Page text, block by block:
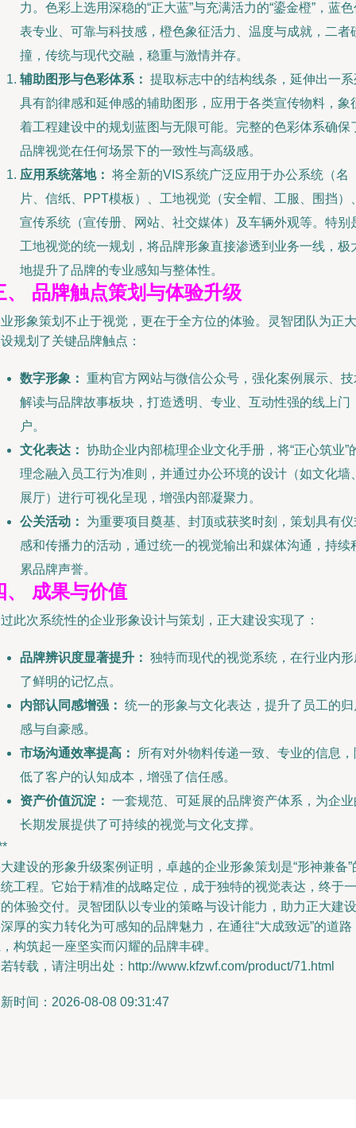
力。色彩上选用深稳的“正大蓝”与充满活力的“鎏金橙”，蓝
表专业、可靠与科技感，橙色象征活力、温度与成就，二者
撞，传统与现代交融，稳重与激情并存。
辅助图形与色彩体系： 提取标志中的结构线条，延伸出一系
具有韵律感和延伸感的辅助图形，应用于各类宣传物料，象
着工程建设中的规划蓝图与无限可能。完整的色彩体系确保
品牌视觉在任何场景下的一致性与高级感。
应用系统落地： 将全新的VIS系统广泛应用于办公系统（名
片、信纸、PPT模板）、工地视觉（安全帽、工服、围挡）
宣传系统（宣传册、网站、社交媒体）及车辆外观等。特别
工地视觉的统一规划，将品牌形象直接渗透到业务一线，极
地提升了品牌的专业感知与整体性。
、 品牌触点策划与体验升级
形象策划不止于视觉，更在于全方位的体验。灵智团队为正大
规划了关键品牌触点：
数字形象： 重构官方网站与微信公众号，强化案例展示、技
解读与品牌故事板块，打造透明、专业、互动性强的线上门
户。
文化表达： 协助企业内部梳理企业文化手册，将“正心筑业”
理念融入员工行为准则，并通过办公环境的设计（如文化墙
展厅）进行可视化呈现，增强内部凝聚力。
公关活动：
为重要项目奠基、封顶或获奖时刻，策划具有仪
感和传播力的活动，通过统一的视觉输出和媒体沟通，持续
累品牌声誉。
、 成果与价值
此次系统性的企业形象设计与策划，正大建设实现了：
品牌辨识度显著提升： 独特而现代的视觉系统，在行业内形
了鲜明的记忆点。
内部认同感增强： 统一的形象与文化表达，提升了员工的归
感与自豪感。
市场沟通效率提高：
所有对外物料传递一致、专业的信息，
低了客户的认知成本，增强了信任感。
资产价值沉淀： 一套规范、可延展的品牌资产体系，为企业
长期发展提供了可持续的视觉与文化支撑。
建设的形象升级案例证明，卓越的企业形象策划是“形神兼备”
工程。它始于精准的战略定位，成于独特的视觉表达，终于一
体验交付。灵智团队以专业的策略与设计能力，助力正大建设
厚的实力转化为可感知的品牌魅力，在通往“大成致远”的道路
构筑起一座坚实而闪耀的品牌丰碑。
转载，请注明出处：http://www.kfzwf.com/product/71.html
时间：2026-08-08 09:31:47